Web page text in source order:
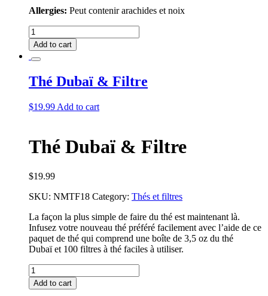
Allergies: Peut contenir arachides et noix
Thé
Dubaï
quantity
Add to cart
Thé Dubaï & Filtre
$19.99 Add to cart
Thé Dubaï & Filtre
$19.99
SKU: NMTF18 Category: Thés et filtres
La façon la plus simple de faire du thé est maintenant là.
Infusez votre nouveau thé préféré facilement avec l’aide de ce
paquet de thé qui comprend une boîte de 3,5 oz du thé
Dubaï et 100 filtres à thé faciles à utiliser.
Thé
Dubaï
&
Add to cart